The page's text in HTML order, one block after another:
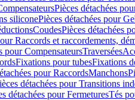
Pièces détachées
siliconePièces détachées pour
CoudesPièces détachées
Raccords et raccordements,
pour CompensateursTraversées
Fixations pour tubesFixations
pour RaccordsManchons
détachées pour Transitions
détachées pour FermeturesTés